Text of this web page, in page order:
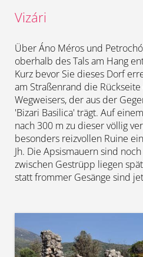
Vizári
Über Áno Méros und
oberhalb des Tals am Hang
Kurz bevor Sie dieses Dorf
am Straßenrand die
Wegweisers, der aus der
'Bizari Basilica' trägt. Auf
nach 300 m zu dieser völlig
besonders reizvollen Ruine
Jh. Die Apsismauern sind
zwischen Gestrüpp liegen
statt frommer Gesänge sind